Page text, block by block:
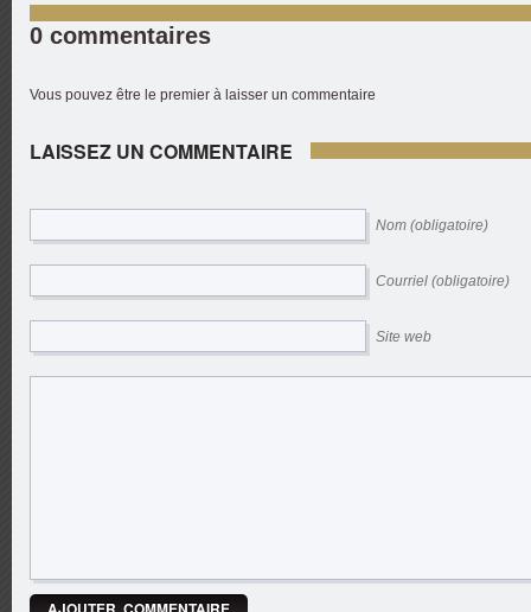
0 commentaires
Vous pouvez être le premier à laisser un commentaire
LAISSEZ UN COMMENTAIRE
Nom (obligatoire)
Courriel (obligatoire)
Site web